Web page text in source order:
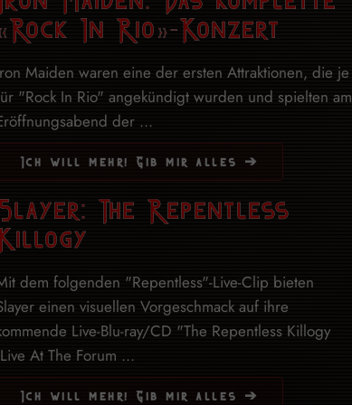
In Rio»-Konzert
Maiden waren eine der ersten Attraktionen, die je
"Rock In Rio" angekündigt wurden und spielten am
der ...
Ich will mehr! Gib mir alles ➔
The Repentless
dem folgenden "Repentless"-Live-Clip bieten
einen visuellen Vorgeschmack auf ihre
Live-Blu-ray/CD "The Repentless Killogy
At The Forum ...
Ich will mehr! Gib mir alles ➔